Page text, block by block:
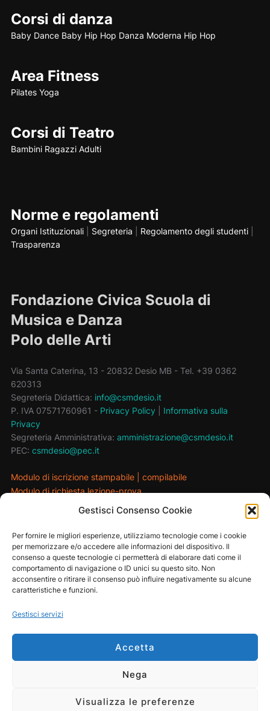
Gestisci Consenso Cookie
Per fornire le migliori esperienze, utilizziamo tecnologie come i cookie
per memorizzare e/o accedere alle informazioni del dispositivo. Il
consenso a queste tecnologie ci permetterà di elaborare dati come il
comportamento di navigazione o ID unici su questo sito. Non
acconsentire o ritirare il consenso può influire negativamente su alcune
caratteristiche e funzioni.
Gestisci servizi
Accetta
Nega
Visualizza le preferenze
Corsi di danza
Baby Dance Baby Hip Hop Danza Moderna Hip Hop
Area Fitness
Pilates Yoga
Corsi di Teatro
Bambini Ragazzi Adulti
Norme e regolamenti
Organi Istituzionali| Segreteria Regolamento degli studenti|
Trasparenza
Fondazione Civica Scuola di
Musica e Danza
Polo delle Arti
Via Santa Caterina, 13 - 20832 Desio MB - Tel. +39 0362
620313
Segreteria Didattica: info@csmdesio.it
P. IVA 07571760961 - Privacy Policy
Informativa sulla
Privacy
Segreteria Amministrativa: amministrazione@csmdesio.it
PEC: csmdesio@pec.it
Modulo di iscrizione stampabile
compilabile
Modulo di richiesta lezione-prova
MAIN SPONSOR
Powered by WordPress